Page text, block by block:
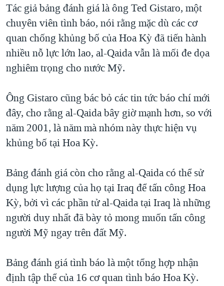
THƯỢNG ĐỈNH TRUMP-KIM TẠI VIỆT NAM
TRỊNH VĨNH BÌNH VS. CHÍNH PHỦ VIỆT NAM
NGƯ DÂN VIỆT VÀ LÀN SÓNG TRỘM HẢI SÂM
BÊN KIA QUỐC LỘ: TIẾNG VỌNG TỪ NÔNG THÔN MỸ
Tác giả bảng đánh giá là ông Ted Gistaro, một
chuyên viên tình báo, nói rằng mặc dù các cơ
quan chống khủng bố của Hoa Kỳ đã tiến hành
nhiều nỗ lực lớn lao, al-Qaida vẫn là mối đe dọa
nghiêm trọng cho nước Mỹ.
Ông Gistaro cũng bác bỏ các tin tức báo chí mới
đây, cho rằng al-Qaida bây giờ mạnh hơn, so với
năm 2001, là năm mà nhóm này thực hiện vụ
khủng bố tại Hoa Kỳ.
Bảng đánh giá còn cho rằng al-Qaida có thể sử
dụng lực lượng của họ tại Iraq để tấn công Hoa
Kỳ, bởi vì các phần tử al-Qaida tại Iraq là những
người duy nhất đã bày tỏ mong muốn tấn công
người Mỹ ngay trên đất Mỹ.
Bảng đánh giá tình báo là một tổng hợp nhận
định tập thể của 16 cơ quan tình báo Hoa Kỳ.